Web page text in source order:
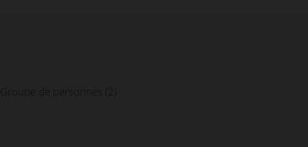
Groupe de personnes (2)